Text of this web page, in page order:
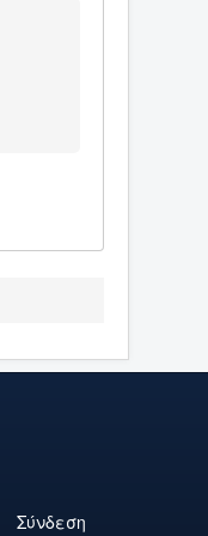
Σύνδεση